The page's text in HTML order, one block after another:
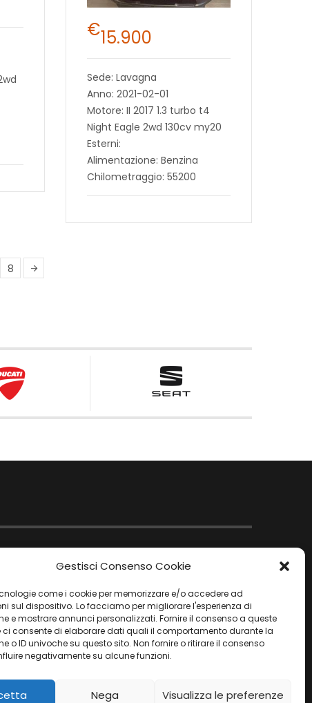
Gestisci Consenso Cookie
come i cookie per memorizzare e/o accedere ad
sul dispositivo. Lo facciamo per migliorare l'esperienza di
e mostrare annunci personalizzati. Fornire il consenso a queste
ci consente di elaborare dati quali il comportamento durante la
o ID univoche su questo sito. Non fornire o ritirare il consenso
negativamente su alcune funzioni.
Nega Visualizza le preferenze
€15.900
Sede: Lavagna
Anno: 2021-02-01
Motore: II 2017 1.3 turbo t4
Night Eagle 2wd 130cv my20
Esterni:
Alimentazione: Benzina
Chilometraggio: 55200
8